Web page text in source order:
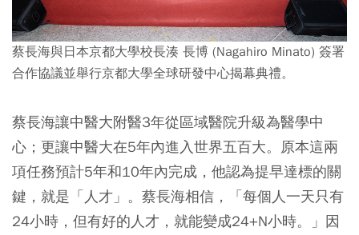
蔡長海與日本京都大學校長湊 長博 (Nagahiro Minato) 簽署
合作協議並舉行京都大學全球研發中心揭幕典禮。
蔡長海讓中醫大附醫3年從區域醫院升級為醫學中
心；更讓中醫大在5年內進入世界五百大。原本這兩
項任務預計5年和10年內完成，他認為提早達標的關
鍵，就是「人才」。蔡長海相信，「每個人一天只有
24小時，但有好的人才，就能變成24+N小時。」因